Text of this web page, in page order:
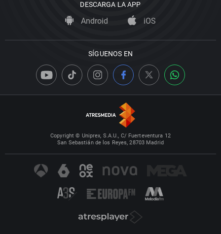
DESCARGA LA APP
Android iOS
SÍGUENOS EN
Copyright © Uniprex, S.A.U., C/ Fuerteventura 12
San Sebastián de los Reyes, 28703 Madrid